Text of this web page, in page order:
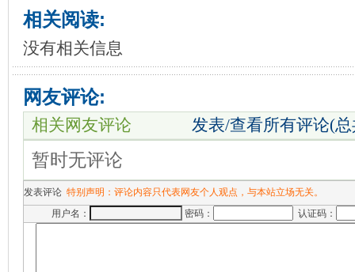
相关阅读:
没有相关信息
网友评论:
相关网友评论 发表/查看所有评论(
暂时无评论
发表评论 特别声明：评论内容只代表网友个人观点，与本站立场无关。
用户名：
密码： 认证码：